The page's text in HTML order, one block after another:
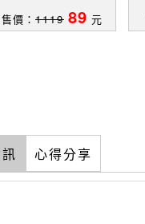
售價： 1119 89 元
心得分享